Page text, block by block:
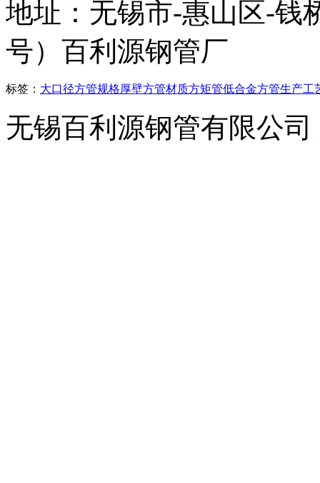
地址：无锡市-惠山区-钱
号）百利源钢管厂
标签： 大口径方管规格厚壁方管材质方矩管低合金方管生产工
无锡百利源钢管有限公